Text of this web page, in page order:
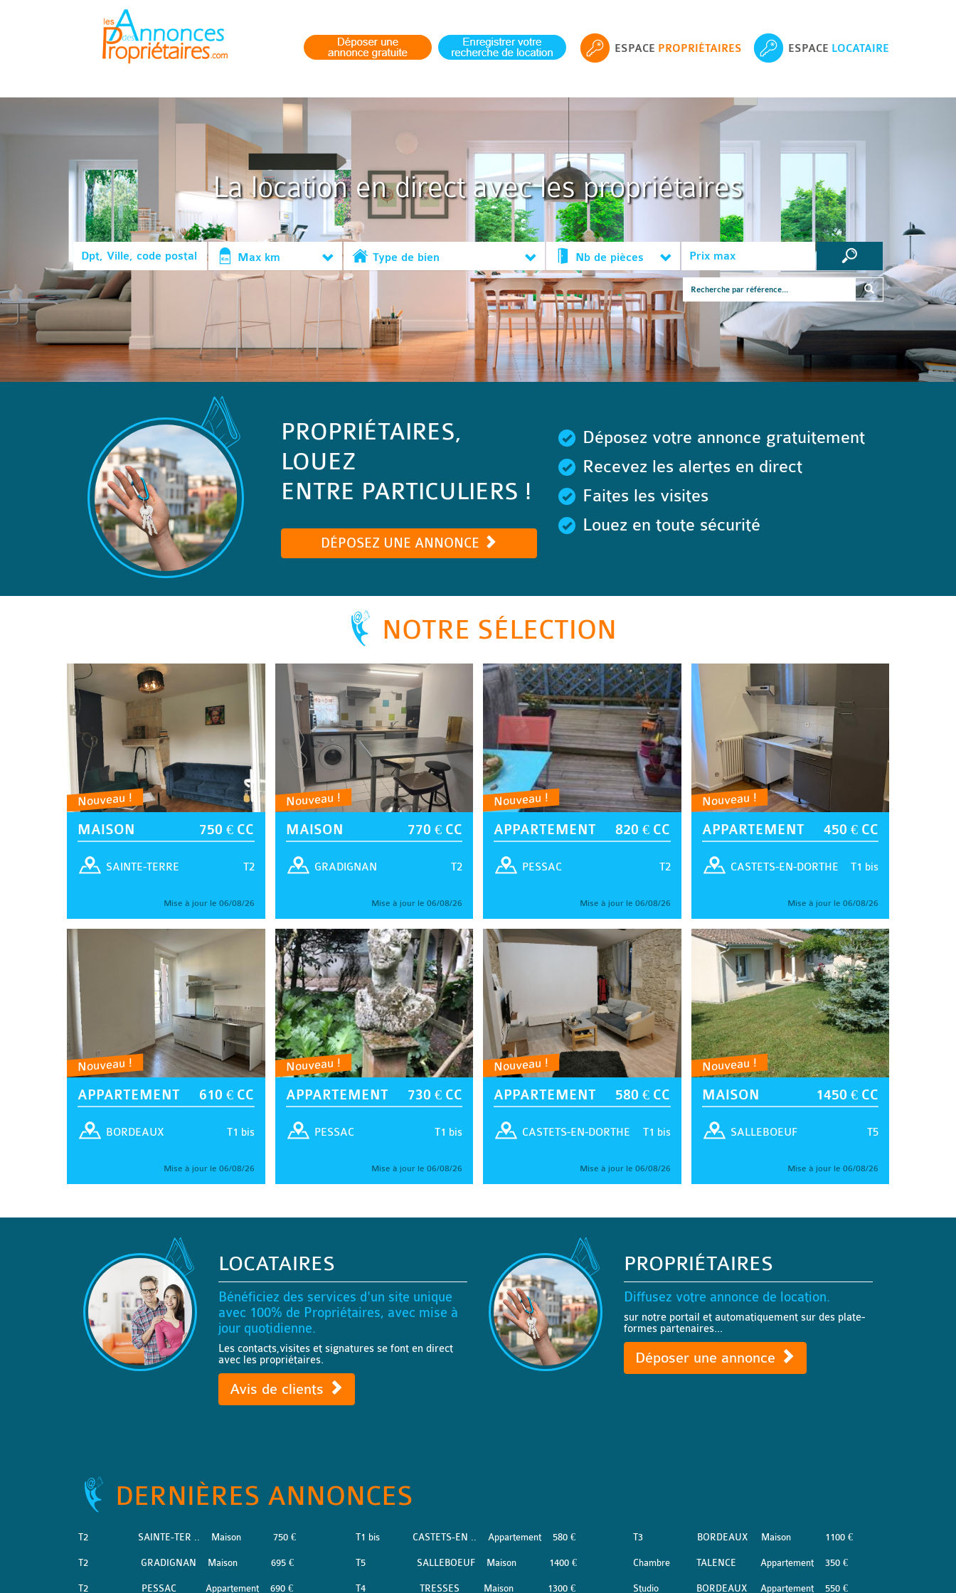
ESPACE PROPRIÉTAIRES ESPACE LOCATAIRE
La location en direct avec les propriétaires
Max km Type de bien Nb de pièces
PROPRIÉTAIRES,
LOUEZ
ENTRE PARTICULIERS !
DÉPOSEZ UNE ANNONCE
Déposez votre annonce gratuitement
Recevez les alertes en direct
Faites les visites
Louez en toute sécurité
NOTRE SÉLECTION
Nouveau !
MAISON 750 € CC
T2
SAINTE-TERRE
Mise à jour le 06/08/26
Nouveau !
MAISON 770 € CC
T2
GRADIGNAN
Mise à jour le 06/08/26
Nouveau !
APPARTEMENT 820 € CC
T2
PESSAC
Mise à jour le 06/08/26
Nouveau !
APPARTEMENT 450 € CC
T1 bis
CASTETS-EN-DORTHE
Mise à jour le 06/08/26
Nouveau !
APPARTEMENT 610 € CC
T1 bis
BORDEAUX
Mise à jour le 06/08/26
Nouveau !
APPARTEMENT 730 € CC
T1 bis
PESSAC
Mise à jour le 06/08/26
Nouveau !
APPARTEMENT 580 € CC
T1 bis
CASTETS-EN-DORTHE
Mise à jour le 06/08/26
Nouveau !
MAISON 1450 € CC
T5
SALLEBOEUF
Mise à jour le 06/08/26
LOCATAIRES
Bénéficiez des services d'un site unique
avec 100% de Propriétaires, avec mise à
jour quotidienne.
Les contacts,visites et signatures se font en direct
avec les propriétaires.
Avis de clients
PROPRIÉTAIRES
Diffusez votre annonce de location.
sur notre portail et automatiquement sur des plate-
formes partenaires...
Déposer une annonce
DERNIÈRES ANNONCES
T2 SAINTE-TER .. Maison 750 €
T2 GRADIGNAN Maison 695 €
T2 PESSAC Appartement 690 €
T1 bis CASTETS-EN .. Appartement 580 €
T5 SALLEBOEUF Maison 1400 €
T4 TRESSES Maison 1300 €
T3 BORDEAUX Maison 1100 €
Chambre TALENCE Appartement 350 €
Studio BORDEAUX Appartement 550 €